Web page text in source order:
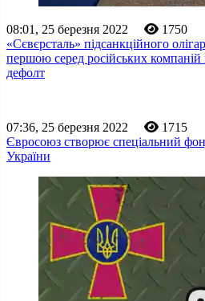
08:01, 25 березня 2022
1750
«Сєвєрсталь» підсанкційного
першою серед російських компаній
дефолт
07:36, 25 березня 2022
1715
Євросоюз створює спеціальний
України